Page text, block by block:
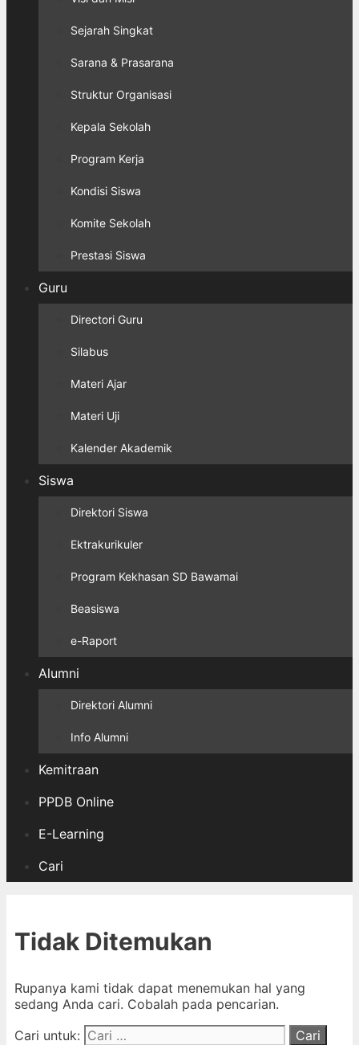
Sejarah Singkat
Sarana & Prasarana
Struktur Organisasi
Kepala Sekolah
Program Kerja
Kondisi Siswa
Komite Sekolah
Prestasi Siswa
Guru
Directori Guru
Silabus
Materi Ajar
Materi Uji
Kalender Akademik
Siswa
Direktori Siswa
Ektrakurikuler
Program Kekhasan SD Bawamai
Beasiswa
e-Raport
Alumni
Direktori Alumni
Info Alumni
Kemitraan
PPDB Online
E-Learning
Cari
Tidak Ditemukan
Rupanya kami tidak dapat menemukan hal yang
sedang Anda cari. Cobalah pada pencarian.
Cari untuk: